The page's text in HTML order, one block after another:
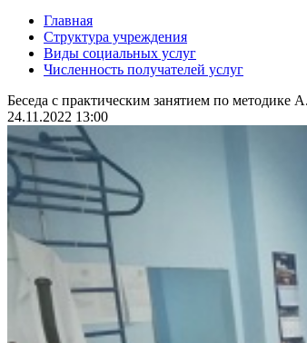
Главная
Структура учреждения
Виды социальных услуг
Численность получателей услуг
Беседа с практическим занятием по методике
24.11.2022 13:00